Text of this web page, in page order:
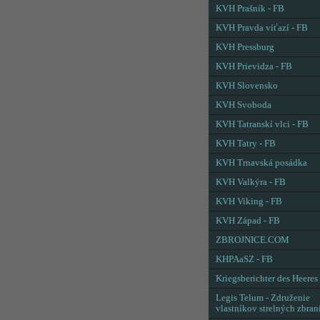
KVH Prašník - FB
KVH Pravda víťazí - FB
KVH Pressburg
KVH Prievidza - FB
KVH Slovensko
KVH Svoboda
KVH Tatranskí vlci - FB
KVH Tatry - FB
KVH Trnavská posádka
KVH Valkýra - FB
KVH Viking - FB
KVH Západ - FB
ZBROJNICE.COM
KHPAaSZ - FB
Kriegsberichter des Heeres
Legis Telum - Združenie
vlastníkov strelných